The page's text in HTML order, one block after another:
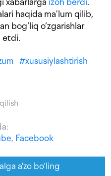
haqida ma’lum qilib,
bog‘liq o‘zgarishlar
etdi.
#xususiylashtirish
, Facebook
a'zo bo‘ling